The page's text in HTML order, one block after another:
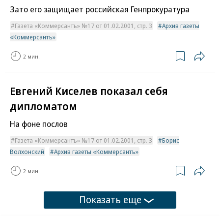
Зато его защищает российская Генпрокуратура
Газета «Коммерсантъ» №17 от 01.02.2001, стр. 3
Архив газеты
«Коммерсантъ»
2 мин.
Евгений Киселев показал себя
дипломатом
На фоне послов
Газета «Коммерсантъ» №17 от 01.02.2001, стр. 3
Борис
Волхонский
Архив газеты «Коммерсантъ»
2 мин.
Показать еще